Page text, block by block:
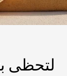
لتحظى